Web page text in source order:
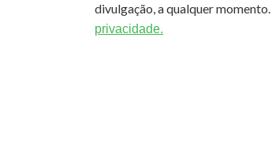
divulgação, a qualquer
privacidade.